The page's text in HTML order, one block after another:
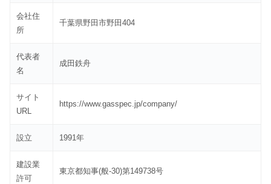
会社住
所
千葉県野田市野田404
代表者
名
成田鉄舟
サイト
URL
https://www.gasspec.jp/company/
設立 1991年
建設業
許可
東京都知事(般-30)第149738号